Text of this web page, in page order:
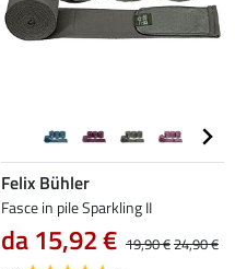
Felix Bühler
Fasce in pile Sparkling II
da 15,92 € 19,90 €24,90 €